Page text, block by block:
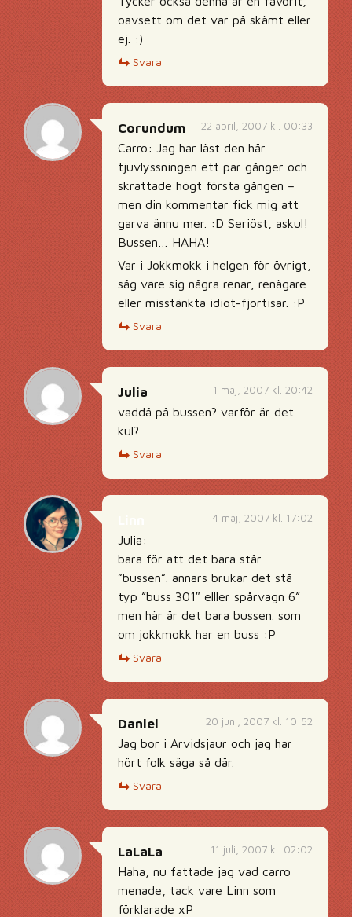
oavsett om det var på skämt eller
ej. :)
Svara
22 april, 2007 kl. 00:33
Corundum
Carro: Jag har läst den här
tjuvlyssningen ett par gånger och
skrattade högt första gången –
men din kommentar fick mig att
garva ännu mer. :D Seriöst, askul!
Bussen… HAHA!
Var i Jokkmokk i helgen för övrigt,
såg vare sig några renar, renägare
eller misstänkta idiot-fjortisar. :P
Svara
1 maj, 2007 kl. 20:42
Julia
vaddå på bussen? varför är det
kul?
Svara
4 maj, 2007 kl. 17:02
Julia:
bara för att det bara står
”bussen”. annars brukar det stå
typ ”buss 301″ elller spårvagn 6”
men här är det bara bussen. som
om jokkmokk har en buss :P
Svara
20 juni, 2007 kl. 10:52
Daniel
Jag bor i Arvidsjaur och jag har
hört folk säga så där.
Svara
11 juli, 2007 kl. 02:02
LaLaLa
Haha, nu fattade jag vad carro
menade, tack vare Linn som
förklarade xP